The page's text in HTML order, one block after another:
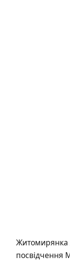
Житомирянка
посвідчення